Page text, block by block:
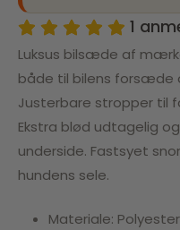
1
Luksus bilsæde af
både til bilens forsæde
Justerbare stropper til
Ekstra blød udtagelig
underside. Fastsyet
hundens sele.
Materiale: Polyester